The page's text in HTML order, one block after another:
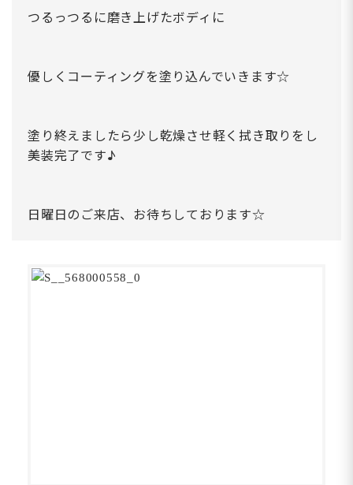
つるっつるに磨き上げたボディに
優しくコーティングを塗り込んでいきます☆
塗り終えましたら少し乾燥させ軽く拭き取りをし
美装完了です♪
日曜日のご来店、お待ちしております☆